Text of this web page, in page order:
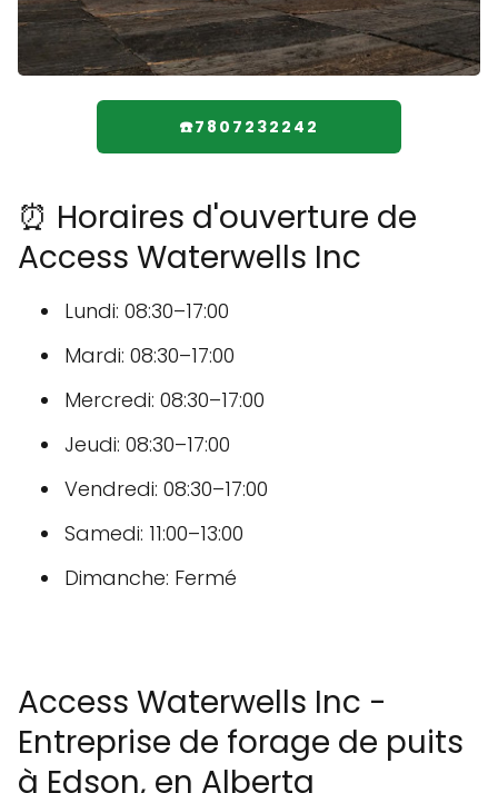
☎️7807232242
⏰ Horaires d'ouverture de
Access Waterwells Inc
Lundi: 08:30–17:00
Mardi: 08:30–17:00
Mercredi: 08:30–17:00
Jeudi: 08:30–17:00
Vendredi: 08:30–17:00
Samedi: 11:00–13:00
Dimanche: Fermé
Access Waterwells Inc -
Entreprise de forage de puits
à Edson, en Alberta